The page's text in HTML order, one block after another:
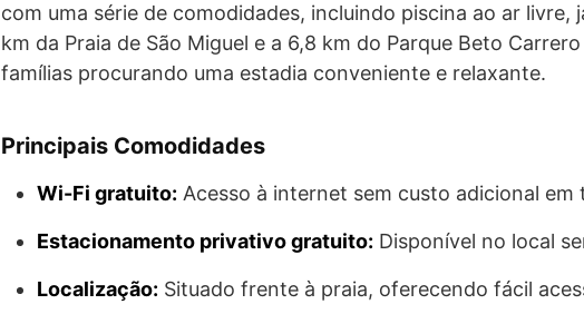
com uma série de comodidades, incluindo piscina ao ar livre,
km da Praia de São Miguel e a 6,8 km do Parque Beto
famílias procurando uma estadia conveniente e relaxante.
Principais Comodidades
Wi-Fi gratuito: Acesso à internet sem custo adicional em
Estacionamento privativo gratuito: Disponível no local
Localização: Situado frente à praia, oferecendo fácil